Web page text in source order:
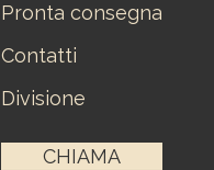
Pronta consegna
Contatti
Divisione
CHIAMA